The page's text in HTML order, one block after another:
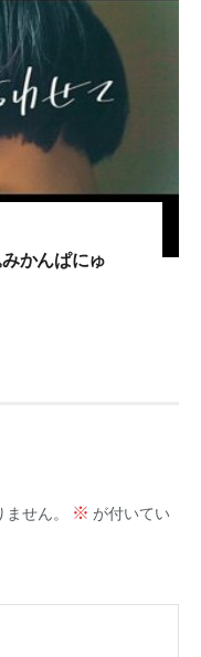
かんぱにゅ
せん。 ※ が付いてい